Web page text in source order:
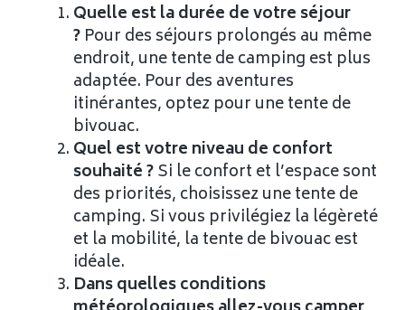
Quelle est la durée de votre séjour
? Pour des séjours prolongés au même
endroit, une tente de camping est plus
adaptée. Pour des aventures
itinérantes, optez pour une tente de
bivouac.
Quel est votre niveau de confort
souhaité ?Si le confort et l’espace sont
des priorités, choisissez une tente de
camping. Si vous privilégiez la légèreté
et la mobilité, la tente de bivouac est
idéale.
Dans quelles conditions